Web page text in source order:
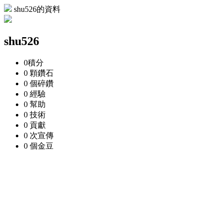
shu526的資料
shu526
0積分
0 顆鑽石
0 個碎鑽
0 經驗
0 幫助
0 技術
0 貢獻
0 次宣傳
0 個金豆